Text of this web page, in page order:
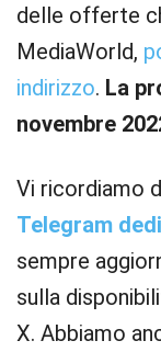
delle offerte
MediaWorld,
indirizzo. La
novembre
Vi ricordiamo
Telegram
sempre
sulla
X. Abbiamo